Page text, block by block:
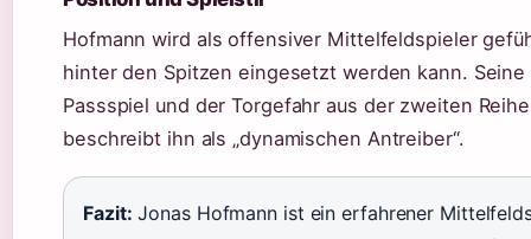
Hofmann wird als offensiver Mittelfeldspieler
hinter den Spitzen eingesetzt werden kann.
Passspiel und der Torgefahr aus der zweiten
beschreibt ihn als „dynamischen Antreiber“.
Fazit: Jonas Hofmann ist ein erfahrener